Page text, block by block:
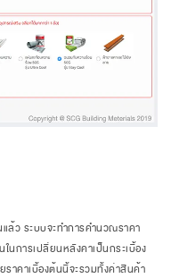
ว ระบบจะทำการคำนวณราคา
นการเปลี่ยนหลังคาเป็นกระเบื้อง
าคาเบื้องต้นนี้จะรวมทั้งค่าสินค้า